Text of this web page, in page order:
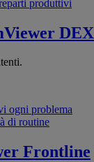
produttivi
DEX
ogni problema
di routine
Frontline